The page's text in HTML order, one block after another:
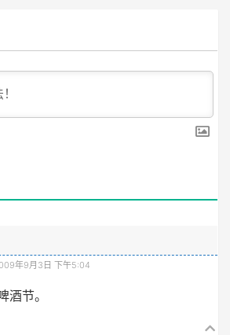
年9月3日 下午5:04
酒节。